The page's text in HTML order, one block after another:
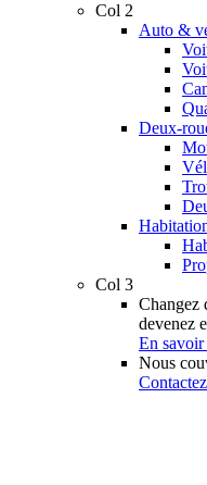
Col 2
Auto &
Deux-
Col 3
Changez
devenez
En
Nous